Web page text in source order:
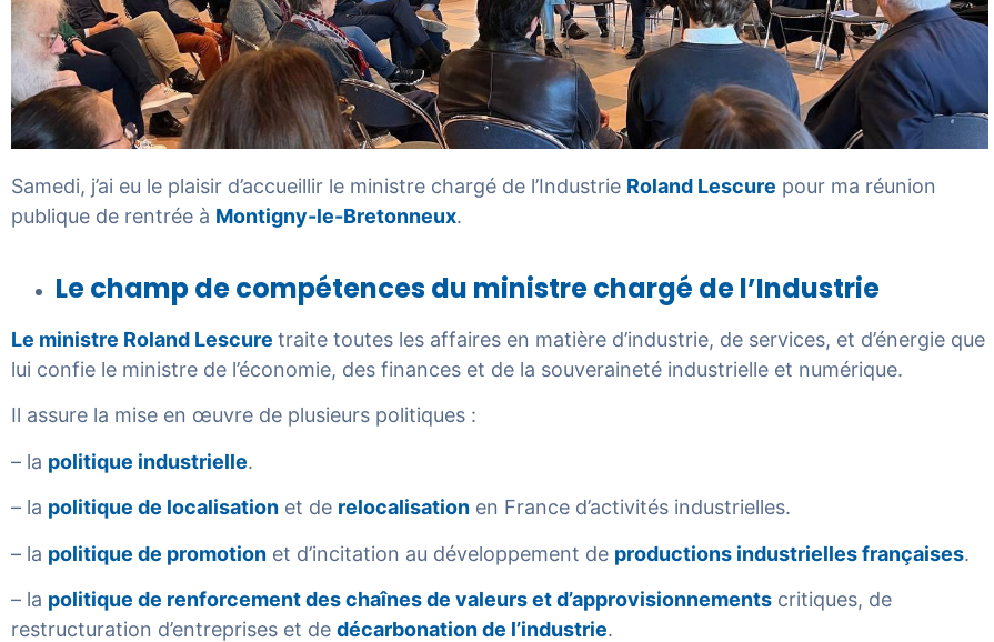
Samedi, j’ai eu le plaisir d’accueillir le ministre chargé de l’Industrie Roland Lescure pour ma réunion
publique de rentrée à Montigny-le-Bretonneux.
Le champ de compétences du ministre chargé de l’Industrie
Le ministre Roland Lescure traite toutes les affaires en matière d’industrie, de services, et d’énergie que
lui confie le ministre de l’économie, des finances et de la souveraineté industrielle et numérique.
Il assure la mise en œuvre de plusieurs politiques :
– la politique industrielle.
– la politique de localisation et de relocalisation en France d’activités industrielles.
– la politique de promotion et d’incitation au développement de productions industrielles françaises.
– la politique de renforcement des chaînes de valeurs et d’approvisionnements critiques, de
restructuration d’entreprises et de décarbonation de l’industrie.